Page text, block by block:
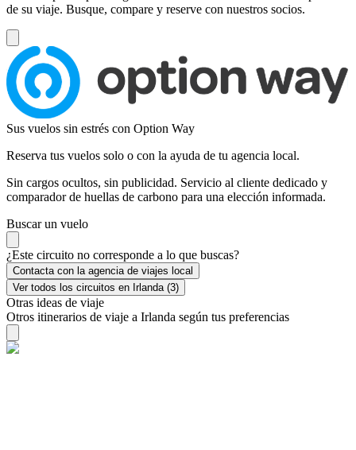
de su viaje. Busque, compare y reserve con nuestros socios.
Sus vuelos sin estrés con Option Way
Reserva tus vuelos solo o con la ayuda de tu agencia local.
Sin cargos ocultos, sin publicidad. Servicio al cliente dedicado y
comparador de huellas de carbono para una elección informada.
Buscar un vuelo
¿Este circuito no corresponde a lo que buscas?
Contacta con la agencia de viajes local
Ver todos los circuitos en Irlanda (3)
Otras ideas de viaje
Otros itinerarios de viaje a Irlanda según tus preferencias